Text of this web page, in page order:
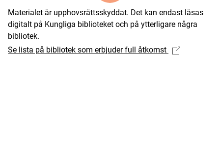
Materialet är upphovsrättsskyddat. Det kan endast läsas
digitalt på Kungliga biblioteket och på ytterligare några
bibliotek.
Se lista på bibliotek som erbjuder full åtkomst